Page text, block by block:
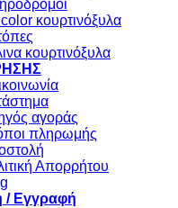
κουρτινόξυλα
κουρτινόξυλα
αγοράς
πληρωμής
Απορρήτου
/ Εγγραφή